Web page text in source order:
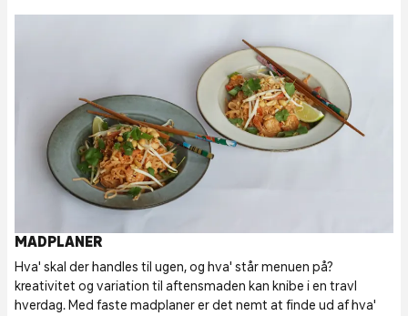
MADPLANER
Hva' skal der handles til ugen, og hva' står menuen på?
kreativitet og variation til aftensmaden kan knibe i en travl
hverdag. Med faste madplaner er det nemt at finde ud af hva'